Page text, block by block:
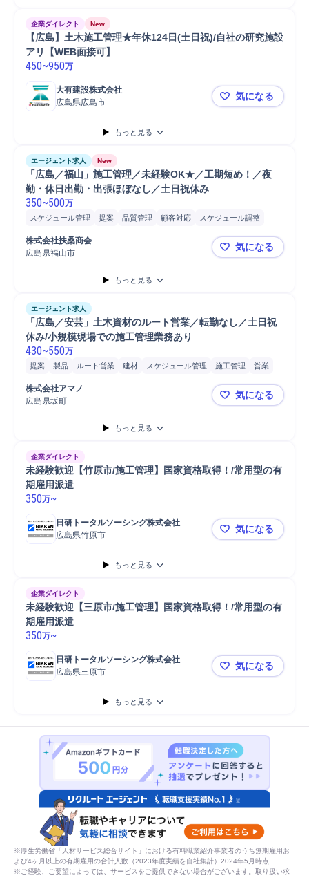
企業ダイレクト New
【広島】土木施工管理★年休124日(土日祝)/自社の研究施設
アリ【WEB面接可】
450~950万
大有建設株式会社
広島県広島市
【広島】土
気になる
もっと見る
エージェント求人 New
「広島／福山」施工管理／未経験OK★／工期短め！／夜
勤・休日出勤・出張ほぼなし／土日祝休み
350~500万
スケジュール管理 提案 品質管理 顧客対応
スケジュール調整
巡回
発注 立会い
工事進捗管理
納期管理
施工管理
Microsoft Power... 書類作成
建材営業
設備保全
株式会社扶桑商会
広島県福山市
「広島／福
気になる
もっと見る
エージェント求人
「広島／安芸」土木資材のルート営業／転勤なし／土日祝
休み/小規模現場での施工管理業務あり
430~550万
提案 製品 ルート営業 建材 スケジュール管理 施工管理
営業
販売
業務設計
安全管理
顧客 ゼネコン
顧客 建設会社
代理店向け営業 顧客折衝
株式会社アマノ
広島県坂町
「広島／安
気になる
もっと見る
企業ダイレクト
未経験歓迎【竹原市/施工管理】国家資格取得！/常用型の有
期雇用派遣
350万~
日研トータルソーシング株式会社
広島県竹原市
未経験歓迎
気になる
もっと見る
企業ダイレクト
未経験歓迎【三原市/施工管理】国家資格取得！/常用型の有
期雇用派遣
350万~
日研トータルソーシング株式会社
広島県三原市
未経験歓迎
気になる
もっと見る
※厚生労働省「人材サービス総合サイト」における有料職業紹介事業者のうち無期雇用お
よび4ヶ月以上の有期雇用の合計人数（2023年度実績を自社集計）2024年5月時点
※ご経験、ご要望によっては、サービスをご提供できない場合がございます。取り扱い求